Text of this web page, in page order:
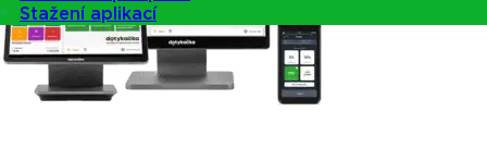
Stažení aplikací